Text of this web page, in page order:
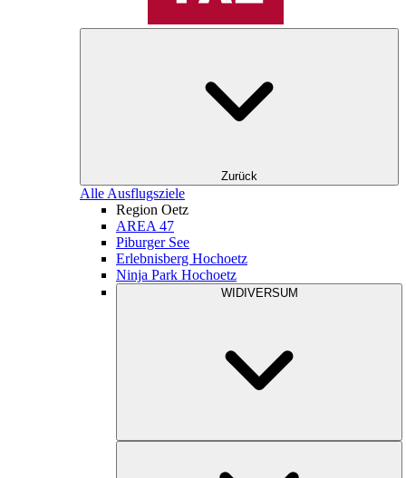
Zurück
Alle Ausflugsziele
Region Oetz
AREA 47
Piburger See
Erlebnisberg Hochoetz
Ninja Park Hochoetz
WIDIVERSUM